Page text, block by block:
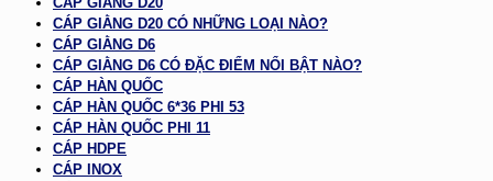
CÁP GIẰNG D20 CÓ NHỮNG LOẠI NÀO?
CÁP GIẰNG D6
CÁP GIẰNG D6 CÓ ĐẶC ĐIỂM NỔI BẬT NÀO?
CÁP HÀN QUỐC
CÁP HÀN QUỐC 6*36 PHI 53
CÁP HÀN QUỐC PHI 11
CÁP HDPE
CÁP INOX